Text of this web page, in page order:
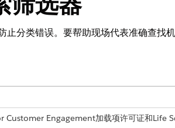
分类错误。要帮助现场代表准确查找
Engagement加载项许可证和Life